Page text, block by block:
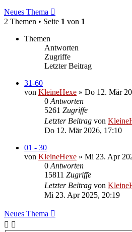
Neues Thema
2 Themen • Seite 1 von 1
Themen
Antworten
Zugriffe
Letzter Beitrag
31-60
von KleineHexe » Do 12. Mär
0 Antworten
5261 Zugriffe
Letzter Beitrag von
Do 12. Mär 2026, 17:10
01 - 30
von KleineHexe » Mi 23. Apr
0 Antworten
15811 Zugriffe
Letzter Beitrag von
Mi 23. Apr 2025, 20:19
Neues Thema